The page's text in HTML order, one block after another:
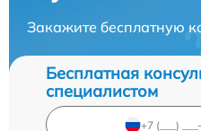
Закажите бесплатную
Бесплатная
специалистом